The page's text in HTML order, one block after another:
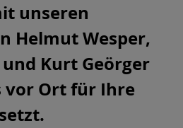
unseren
Helmut Wesper,
und Kurt Geörger
vor Ort für Ihre